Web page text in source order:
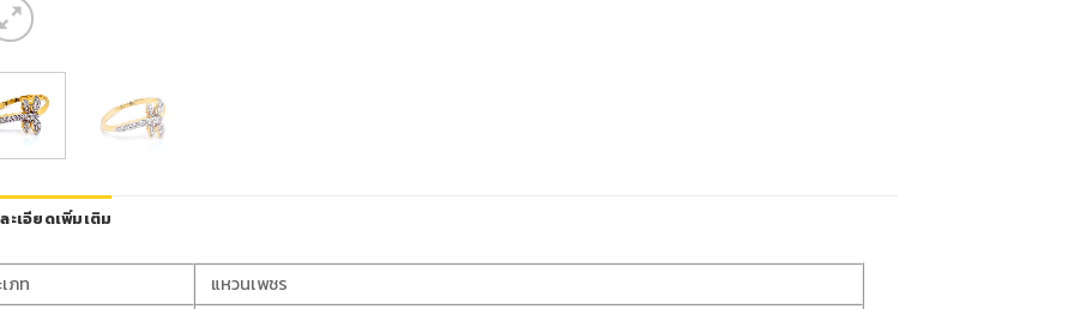
ะเอียดเพิ่มเติม
ภท
แหวนเพชร